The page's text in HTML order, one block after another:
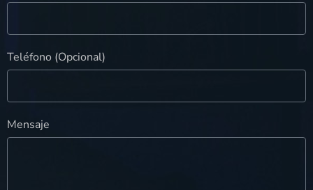
Teléfono (Opcional)
Mensaje